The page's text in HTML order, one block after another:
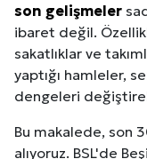
son gelişmeler
ibaret değil.
sakatlıklar ve
yaptığı hamleler,
dengeleri
Bu makalede, son
alıyoruz. BSL'de